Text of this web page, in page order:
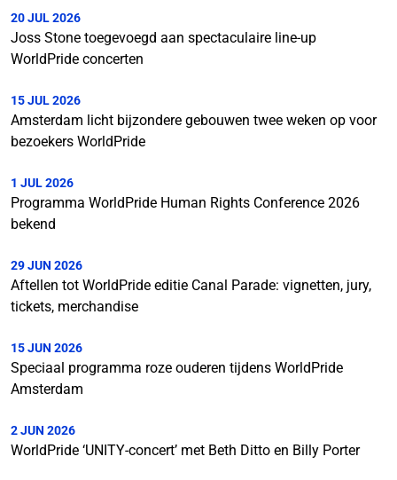
20 JUL 2026
Joss Stone toegevoegd aan spectaculaire line-up
WorldPride concerten
15 JUL 2026
Amsterdam licht bijzondere gebouwen twee weken op voor
bezoekers WorldPride
1 JUL 2026
Programma WorldPride Human Rights Conference 2026
bekend
29 JUN 2026
Aftellen tot WorldPride editie Canal Parade: vignetten, jury,
tickets, merchandise
15 JUN 2026
Speciaal programma roze ouderen tijdens WorldPride
Amsterdam
2 JUN 2026
WorldPride ‘UNITY-concert’ met Beth Ditto en Billy Porter